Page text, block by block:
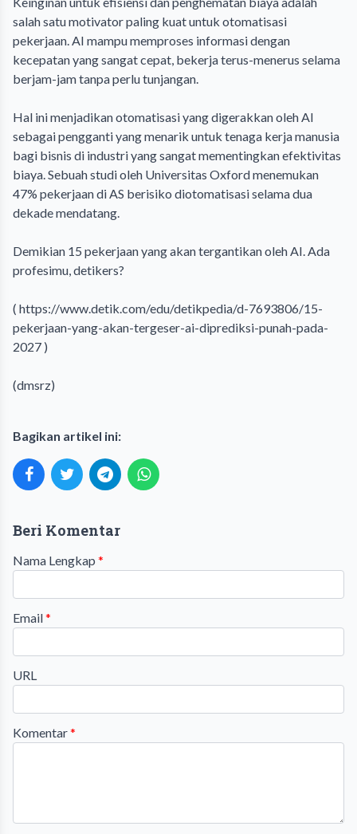
salah satu motivator paling kuat untuk otomatisasi
pekerjaan. AI mampu memproses informasi dengan
kecepatan yang sangat cepat, bekerja terus-menerus selama
berjam-jam tanpa perlu tunjangan.
Hal ini menjadikan otomatisasi yang digerakkan oleh AI
sebagai pengganti yang menarik untuk tenaga kerja manusia
bagi bisnis di industri yang sangat mementingkan efektivitas
biaya. Sebuah studi oleh Universitas Oxford menemukan
47% pekerjaan di AS berisiko diotomatisasi selama dua
dekade mendatang.
Demikian 15 pekerjaan yang akan tergantikan oleh AI. Ada
profesimu, detikers?
( https://www.detik.com/edu/detikpedia/d-7693806/15-
pekerjaan-yang-akan-tergeser-ai-diprediksi-punah-pada-
2027 )
(dmsrz)
Bagikan artikel ini:
Beri Komentar
Nama Lengkap *
Email*
URL
Komentar*